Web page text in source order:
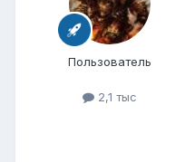
Пользователь
2,1 тыс